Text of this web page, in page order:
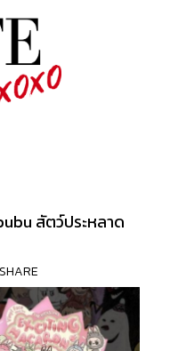
สัตว์ประหลาด
SHARE